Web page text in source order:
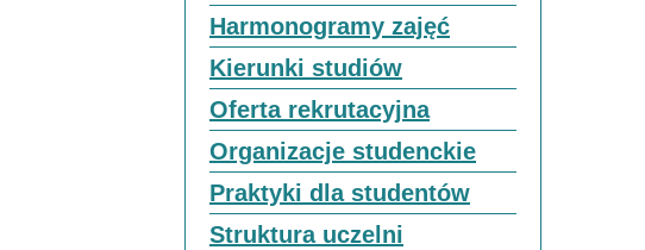
Harmonogramy zajęć
Kierunki studiów
Oferta rekrutacyjna
Organizacje studenckie
Praktyki dla studentów
Struktura uczelni